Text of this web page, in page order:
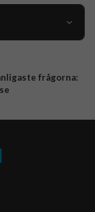
frågorna: